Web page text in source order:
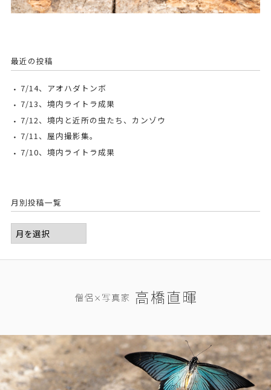
最近の投稿
7/14、アオハダトンボ
7/13、境内ライトラ成果
7/12、境内と近所の虫たち、カンゾウ
7/11、屋内撮影集。
7/10、境内ライトラ成果
月別投稿一覧